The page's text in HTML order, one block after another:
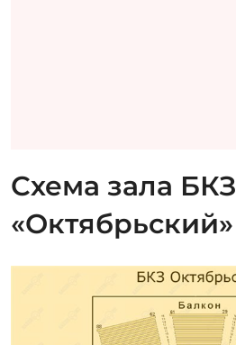
Схема зала БКЗ
«Октябрьский»